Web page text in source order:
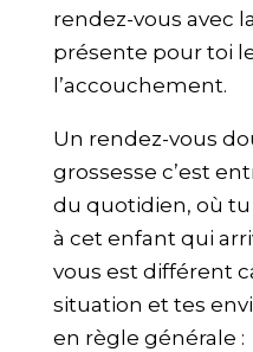
rendez-vous avec
présente pour toi
l’accouchement.
Un rendez-vous
grossesse c’est
du quotidien, où tu
à cet enfant qui
vous est différent
situation et tes
en règle générale :